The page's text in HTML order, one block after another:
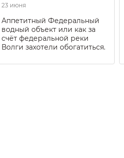
23 июня
Аппетитный Федеральный
водный объект или как за
счёт федеральной реки
Волги захотели обогатиться.